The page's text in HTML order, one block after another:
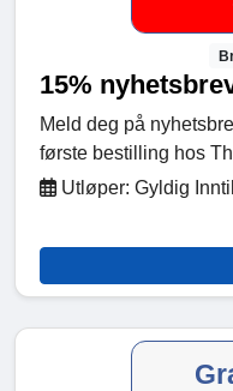
15%
Meld deg på
første bestilling hos
Utløper: Gyldig